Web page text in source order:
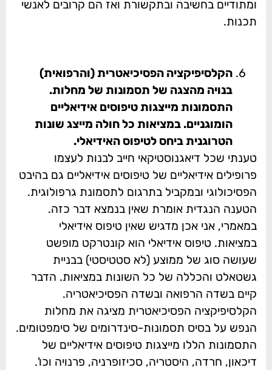
ומתודיים בחשיבה ובתקשורת ואז הם קרובים לאנשי
תכנות.
הקלסיפיקציה הפסיכיאטרית (והרפואית)
בנויה מהצגה של תסמונות של מחלות.
התסמונות מייצגות טיפוסים אידיאליים
הומוגניים. במציאות כל חולה מייצג שונות
הטרוגנית ביחס לטיפוס האידיאלי.
טענתי שכל דיאגנוסטיקאי חייב לבנות לעצמו
פרופילים אידיאליים של טיפוסים אידיאליים גם בהיבט
הפסיכולוגי ובמקביל בתרגום לתסמונת גרפולוגית.
הטענה הנגדית אומרת שאין בנמצא דבר כזה.
במאמרי, אני אכן מדגיש שאין טיפוס אידיאלי
במציאות. טיפוס אידיאלי הוא קונטרקט מופשט
שעושה סוג של ממוצע (לא סטטיסטי) בבניית
גשטאלט והכללה של כל השונות במציאות. הדבר
קיים בשדה הרפואה ובשדה הפסיכיאטריה.
הקלסיפיקציה הפסיכיאטרית מציגה את מחלות
הנפש על בסיס תסמונות-סינדרומים של סימפטומים.
התסמונות הללו מייצגות טיפוסים אידיאליים של
דיכאון, חרדה, היסטריה, סכיזופרניה, פרנויה וכו'.